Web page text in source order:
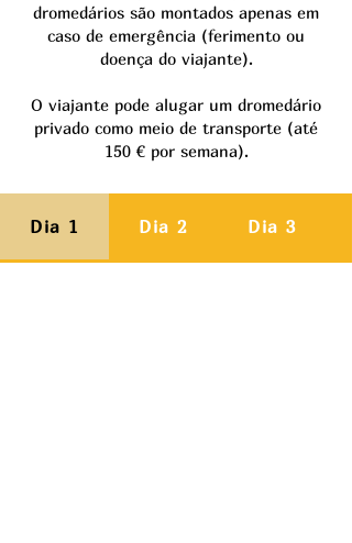
dromedários são montados apenas em
caso de emergência (ferimento ou
doença do viajante).
O viajante pode alugar um dromedário
privado como meio de transporte (até
150 € por semana).
Dia 1 Dia 2 Dia 3